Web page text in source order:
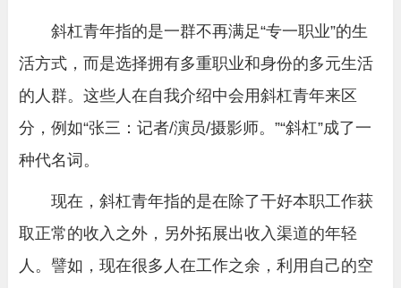
斜杠青年指的是一群不再满足“专一职业”的生
活方式，而是选择拥有多重职业和身份的多元生活
的人群。这些人在自我介绍中会用斜杠青年来区
分，例如“张三：记者/演员/摄影师。”“斜杠”成了一
种代名词。
现在，斜杠青年指的是在除了干好本职工作获
取正常的收入之外，另外拓展出收入渠道的年轻
人。譬如，现在很多人在工作之余，利用自己的空